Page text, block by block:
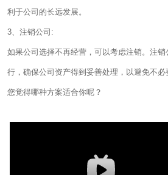
利于公司的长远发展。
3、注销公司:
如果公司选择不再经营，可以考虑注销。注
行，确保公司资产得到妥善处理，以避免不必
您觉得哪种方案适合你呢？